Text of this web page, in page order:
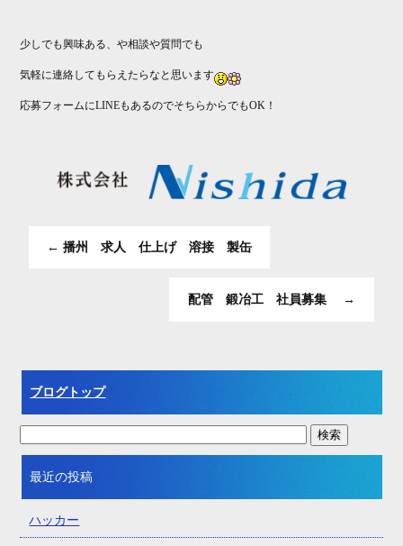
少しでも興味ある、や相談や質問でも
気軽に連絡してもらえたらなと思います
応募フォームにLINEもあるのでそちらからでもOK！
← 播州 求人 仕上げ 溶接 製缶
配管 鍛冶工 社員募集 →
ブログトップ
最近の投稿
ハッカー